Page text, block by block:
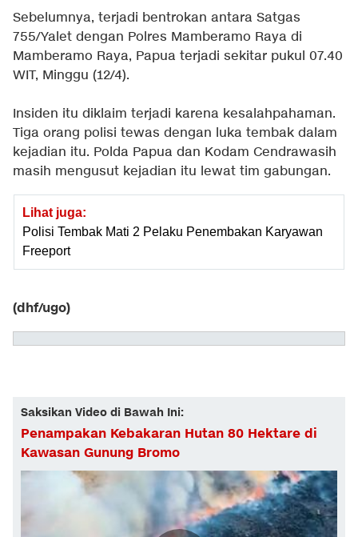
Sebelumnya, terjadi bentrokan antara Satgas
755/Yalet dengan Polres Mamberamo Raya di
Mamberamo Raya, Papua terjadi sekitar pukul 07.40
WIT, Minggu (12/4).
Insiden itu diklaim terjadi karena kesalahpahaman.
Tiga orang polisi tewas dengan luka tembak dalam
kejadian itu. Polda Papua dan Kodam Cendrawasih
masih mengusut kejadian itu lewat tim gabungan.
Lihat juga:
Polisi Tembak Mati 2 Pelaku Penembakan Karyawan
Freeport
(dhf/ugo)
Saksikan Video di Bawah Ini:
Penampakan Kebakaran Hutan 80 Hektare di
Kawasan Gunung Bromo